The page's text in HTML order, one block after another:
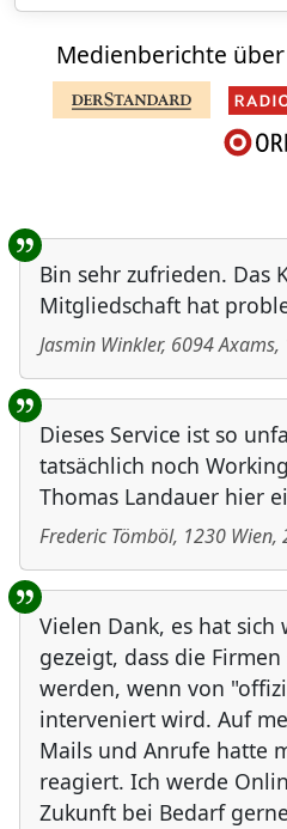
Medienberichte
Benutzer-
Bin sehr zufrieden. Das
Mitgliedschaft hat
Jasmin Winkler, 6094Axams,
Dieses Service ist so
tatsächlich noch
Thomas Landauer hier
Frederic Tömböl, 1230 Wien,
Vielen Dank, es hat sich
gezeigt, dass die
werden, wenn von
interveniert wird. Auf
Mails und Anrufe hatte
reagiert. Ich werde
Zukunft bei Bedarf